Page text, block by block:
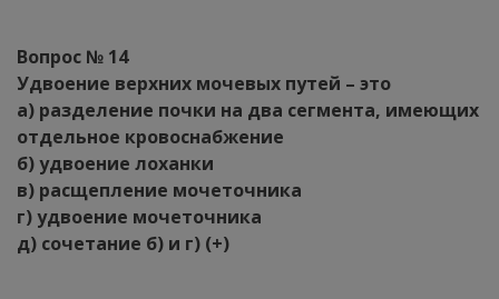
Вопрос № 14
Удвоение верхних мочевых путей – это
а) разделение почки на два сегмента, имеющих
отдельное кровоснабжение
б) удвоение лоханки
в) расщепление мочеточника
г) удвоение мочеточника
д) сочетание б) и г) (+)